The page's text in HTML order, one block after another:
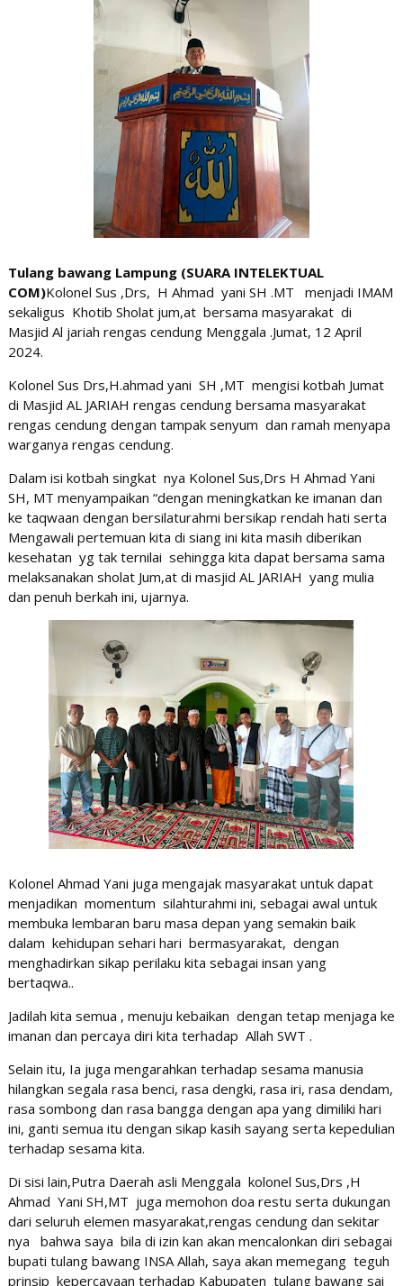
Tulang bawang Lampung (SUARA INTELEKTUAL
COM)Kolonel Sus ,Drs, H Ahmad yani SH .MT menjadi IMAM
sekaligus Khotib Sholat jum,at bersama masyarakat di
Masjid Al jariah rengas cendung Menggala .Jumat, 12 April
2024.
Kolonel Sus Drs,H.ahmad yani SH ,MT mengisi kotbah Jumat
di Masjid AL JARIAH rengas cendung bersama masyarakat
rengas cendung dengan tampak senyum dan ramah menyapa
warganya rengas cendung.
Dalam isi kotbah singkat nya Kolonel Sus,Drs H Ahmad Yani
SH, MT menyampaikan “dengan meningkatkan ke imanan dan
ke taqwaan dengan bersilaturahmi bersikap rendah hati serta
Mengawali pertemuan kita di siang ini kita masih diberikan
kesehatan yg tak ternilai sehingga kita dapat bersama sama
melaksanakan sholat Jum,at di masjid AL JARIAH yang mulia
dan penuh berkah ini, ujarnya.
Kolonel Ahmad Yani juga mengajak masyarakat untuk dapat
menjadikan momentum silahturahmi ini, sebagai awal untuk
membuka lembaran baru masa depan yang semakin baik
dalam kehidupan sehari hari bermasyarakat, dengan
menghadirkan sikap perilaku kita sebagai insan yang
bertaqwa..
Jadilah kita semua , menuju kebaikan dengan tetap menjaga ke
imanan dan percaya diri kita terhadap Allah SWT .
Selain itu, Ia juga mengarahkan terhadap sesama manusia
hilangkan segala rasa benci, rasa dengki, rasa iri, rasa dendam,
rasa sombong dan rasa bangga dengan apa yang dimiliki hari
ini, ganti semua itu dengan sikap kasih sayang serta kepedulian
terhadap sesama kita.
Di sisi lain,Putra Daerah asli Menggala kolonel Sus,Drs ,H
Ahmad Yani SH,MT juga memohon doa restu serta dukungan
dari seluruh elemen masyarakat,rengas cendung dan sekitar
nya bahwa saya bila di izin kan akan mencalonkan diri sebagai
bupati tulang bawang INSA Allah, saya akan memegang teguh
prinsip kepercayaan terhadap Kabupaten tulang bawang sai